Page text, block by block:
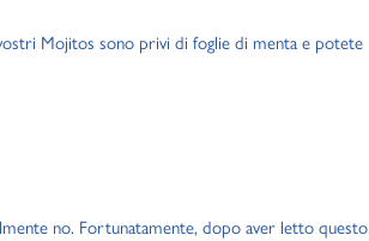
Mojitos sono privi di foglie di menta e potete
no. Fortunatamente, dopo aver letto questo